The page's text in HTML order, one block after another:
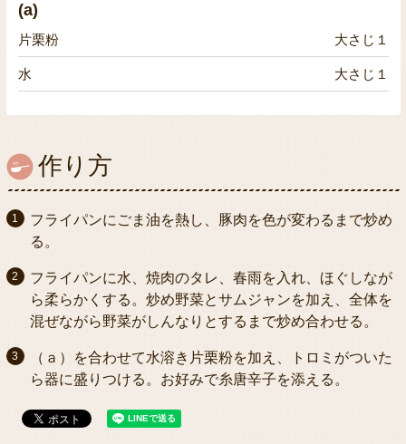
(a)
片栗粉 大さじ１
水 大さじ１
作り方
フライパンにごま油を熱し、豚肉を色が変わるまで炒め
る。
フライパンに水、焼肉のタレ、春雨を入れ、ほぐしなが
ら柔らかくする。炒め野菜とサムジャンを加え、全体を
混ぜながら野菜がしんなりとするまで炒め合わせる。
（ａ）を合わせて水溶き片栗粉を加え、トロミがついた
ら器に盛りつける。お好みで糸唐辛子を添える。